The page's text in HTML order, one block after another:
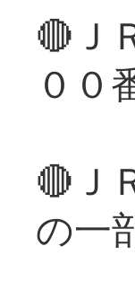
🔴Ｊ
００
🔴Ｊ
の一